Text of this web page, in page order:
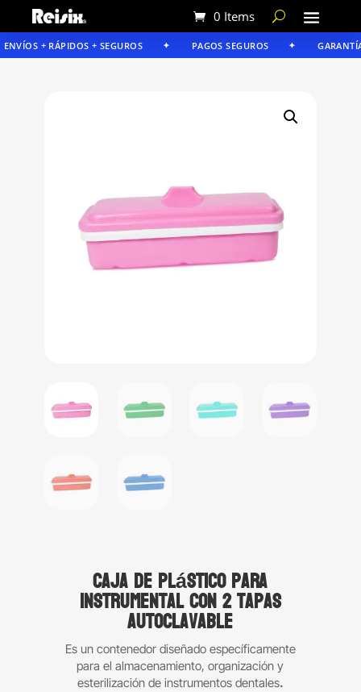
0 Items
+ RÁPIDOS + SEGUROS PAGOS SEGUROS GARANTÍA
Caja de plástico para
instrumental con 2 tapas
autoclavable
Es un contenedor diseñado específicamente
para el almacenamiento, organización y
esterilización de instrumentos dentales.